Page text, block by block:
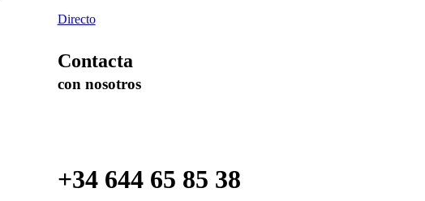
Directo
Contacta
con nosotros
+34 644 65 85 38